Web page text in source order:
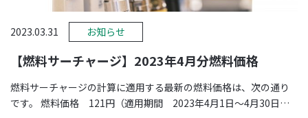
2023.03.31 お知らせ
【燃料サーチャージ】2023年4月分燃料価格
燃料サーチャージの計算に適用する最新の燃料価格は、次の通り
です。 燃料価格 121円（適用期間 2023年4月1日～4月30日）